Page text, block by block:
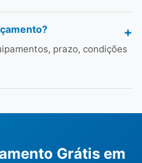
prazo, condições
Grátis em